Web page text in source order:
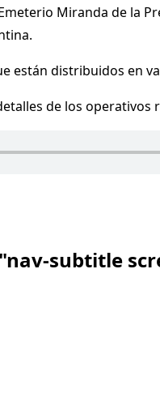
Miranda de la
están distribuidos en
de los operativos
subtitle